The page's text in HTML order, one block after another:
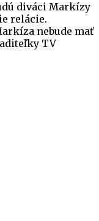
diváci Markízy
relácie.
nebude mať
TV